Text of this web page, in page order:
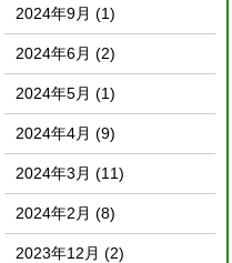
2024年9月 (1)
2024年6月 (2)
2024年5月 (1)
2024年4月 (9)
2024年3月 (11)
2024年2月 (8)
2023年12月 (2)